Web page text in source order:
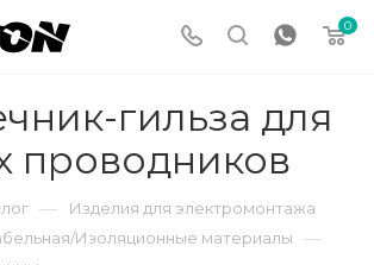
0
гильза для
проводников
— Изделия для электромонтажа
Изоляционные материалы —